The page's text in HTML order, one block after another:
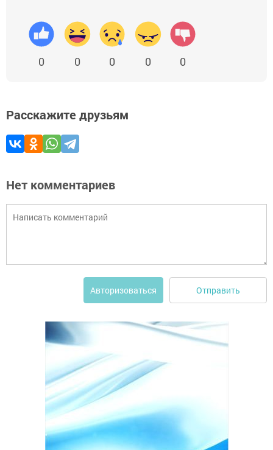
0 0 0 0 0
Расскажите друзьям
Нет комментариев
Авторизоваться Отправить